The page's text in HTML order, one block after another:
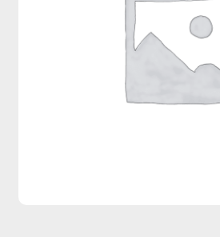
Πολιτική επιστροφών